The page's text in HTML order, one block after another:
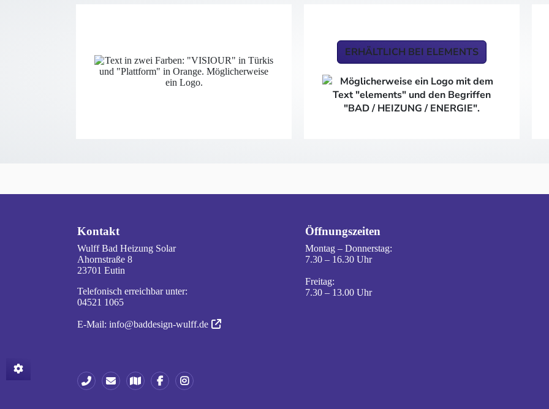
ERHÄLTLICH BEI ELEMENTS
FOOTER - KONTAKTDATEN UND ÖFFNUNGSZEITEN
Kontakt
Wulff Bad Heizung Solar
Ahornstraße 8
23701 Eutin
Telefonisch erreichbar unter:
04521 1065
E-Mail: info@baddesign-wulff.de
Öffnungszeiten
Montag – Donnerstag:
7.30 – 16.30 Uhr
Freitag:
7.30 – 13.00 Uhr